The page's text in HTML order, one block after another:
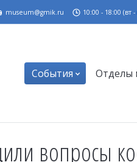
museum@gmik.ru 10:00 - 18:00 (вт
События Отделы
вопросы